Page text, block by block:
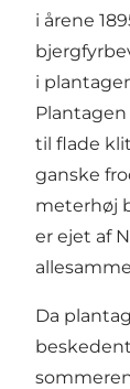
i årene
i
til flade
ganske
meterhøj
er ejet af
Da